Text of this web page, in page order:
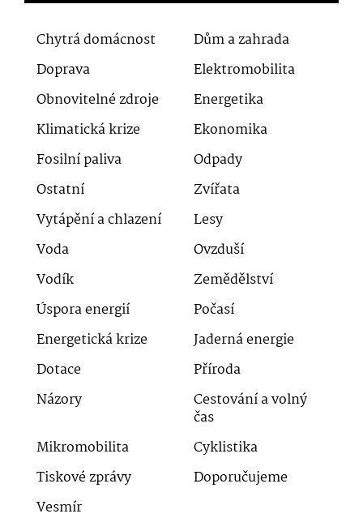
Chytrá domácnost
Dům a zahrada
Doprava
Elektromobilita
Obnovitelné zdroje
Energetika
Klimatická krize
Ekonomika
Fosilní paliva
Odpady
Ostatní
Zvířata
Vytápění a chlazení
Lesy
Voda
Ovzduší
Vodík
Zemědělství
Úspora energií
Počasí
Energetická krize
Jaderná energie
Dotace
Příroda
Názory
Cestování a volný
čas
Mikromobilita
Cyklistika
Tiskové zprávy
Doporučujeme
Vesmír